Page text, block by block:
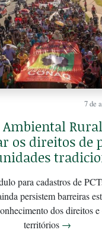
7 de
Ambiental
os direitos de
para cadastros de
persistem barreiras
dos direitos e
territórios →